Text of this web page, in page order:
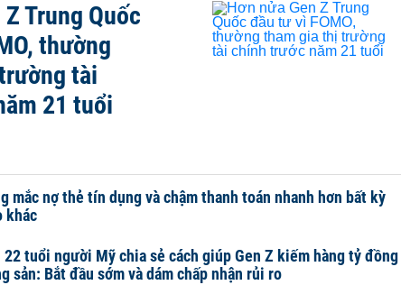
Trung Quốc
thường
tài
21 tuổi
mắc nợ thẻ tín dụng và chậm thanh toán nhanh hơn bất kỳ
khác
22 tuổi người Mỹ chia sẻ cách giúp Gen Z kiếm hàng tỷ đồng
sản: Bắt đầu sớm và dám chấp nhận rủi ro